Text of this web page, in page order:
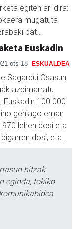
egiten ari dira:
mugatuta
bat…
Euskadin
ots 18 ESKUALDEA
Sagardui Osasun
azpimarratu
Euskadin 100.000
gehiago eman
lehen dosi eta
dosi; eta…
hitzak
eginda, tokiko